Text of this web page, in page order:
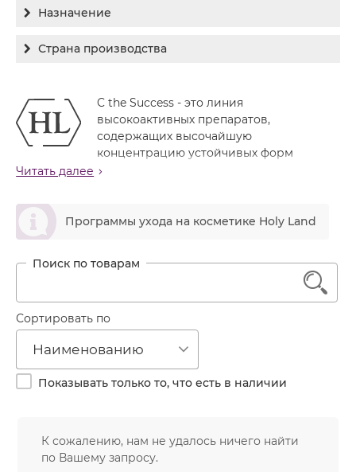
Бальзам
Концентрат
Крем солнцезащитный
Крем тональный
Мусс
Мыло
Набор косметики
Пудра
Шампунь
Назначение
Гиперпигментация
Заживление
Лечение акне
Обновление кожи
Очищение
Против морщин
Увлажнение
Страна производства
Канада
Россия
C the Success - это линия
высокоактивных препаратов,
содержащих высочайшую
концентрацию устойчивых форм
витамина С (L-аскорбиновая кислота, аскорбил
увлажняющие, питательные и регенерирующие
компоненты природного происхождения.
Витамин С
водорастворимый витамин, один из наиболее
важных для организма человека. Витамин С играет
красоты кожи, участвуя во многих сторонах ее
функционирования:
обладает антисептическим и
противовоспалительным действием
ускоряет регенерацию тканей и заживление
природным антиоксидантом
предохраняет от окисления целый ряд
Читать далее
ဆ Программы ухода на косметике Holy Land
1
Сортировать по
Наименованию
Показывать только то, что есть в наличии
К сожалению, нам не удалось ничего найти
по Вашему запросу.